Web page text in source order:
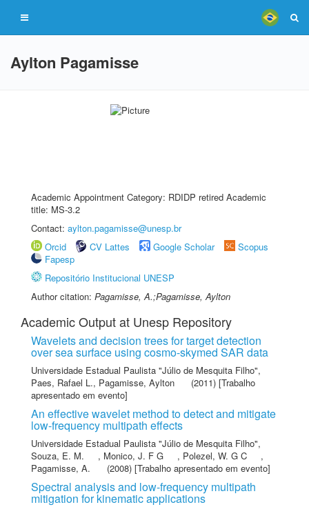
Aylton Pagamisse
Academic Appointment Category: RDIDP retired Academic
title: MS-3.2
Contact: aylton.pagamisse@unesp.br
Orcid
CV Lattes Google Scholar
Scopus
Fapesp
Repositório Institucional UNESP
Author citation: Pagamisse, A.;Pagamisse, Aylton
Academic Output at Unesp Repository
Wavelets and decision trees for target detection
over sea surface using cosmo-skymed SAR data
Universidade Estadual Paulista "Júlio de Mesquita Filho",
Paes, Rafael L., Pagamisse, Aylton
(2011) [Trabalho
apresentado em evento]
An effective wavelet method to detect and mitigate
low-frequency multipath effects
Universidade Estadual Paulista "Júlio de Mesquita Filho",
Souza, E. M.
, Monico, J. F G , Polezel, W. G C
,
Pagamisse, A.
(2008) [Trabalho apresentado em evento]
Spectral analysis and low-frequency multipath
mitigation for kinematic applications